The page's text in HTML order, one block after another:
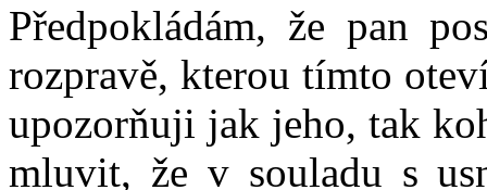
Předpokládám, že pan
rozpravě, kterou tímto
upozorňuji jak jeho, tak
mluvit, že v souladu s